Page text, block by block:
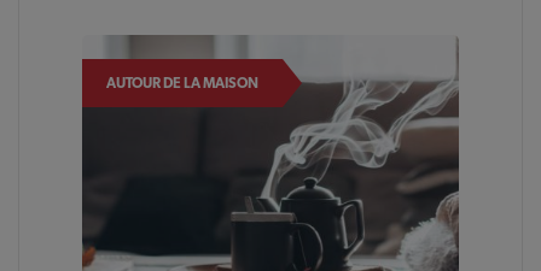
AUTOUR DE LA MAISON